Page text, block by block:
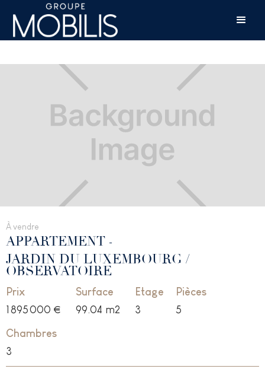
À vendre
APPARTEMENT -
JARDIN DU LUXEMBOURG /
OBSERVATOIRE
Prix
1 895 000 €
Surface
99.04 m2
Etage
3
Pièces
5
Chambres
3